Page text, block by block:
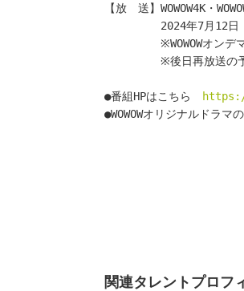
【放　送】WOWOW4K・
2024年7月12日（金
※WOWOWオンデマ
※後日再放送の予定あ
●番組HPはこちら
●WOWOWオリジナルドラ
関連タレントプロフ